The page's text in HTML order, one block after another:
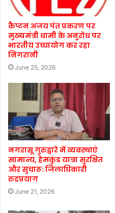
कैप्टन अजय पंत प्रकरण पर
मुख्यमंत्री धामी के अनुरोध पर
भारतीय उच्चायोग कर रहा
निगरानी
June 25, 2026
नगरासू गुरुद्वारे में व्यवस्थाएं
सामान्य, हेमकुंड यात्रा सुरक्षित
और सुचारू: जिलाधिकारी
रुद्रप्रयाग
June 21, 2026